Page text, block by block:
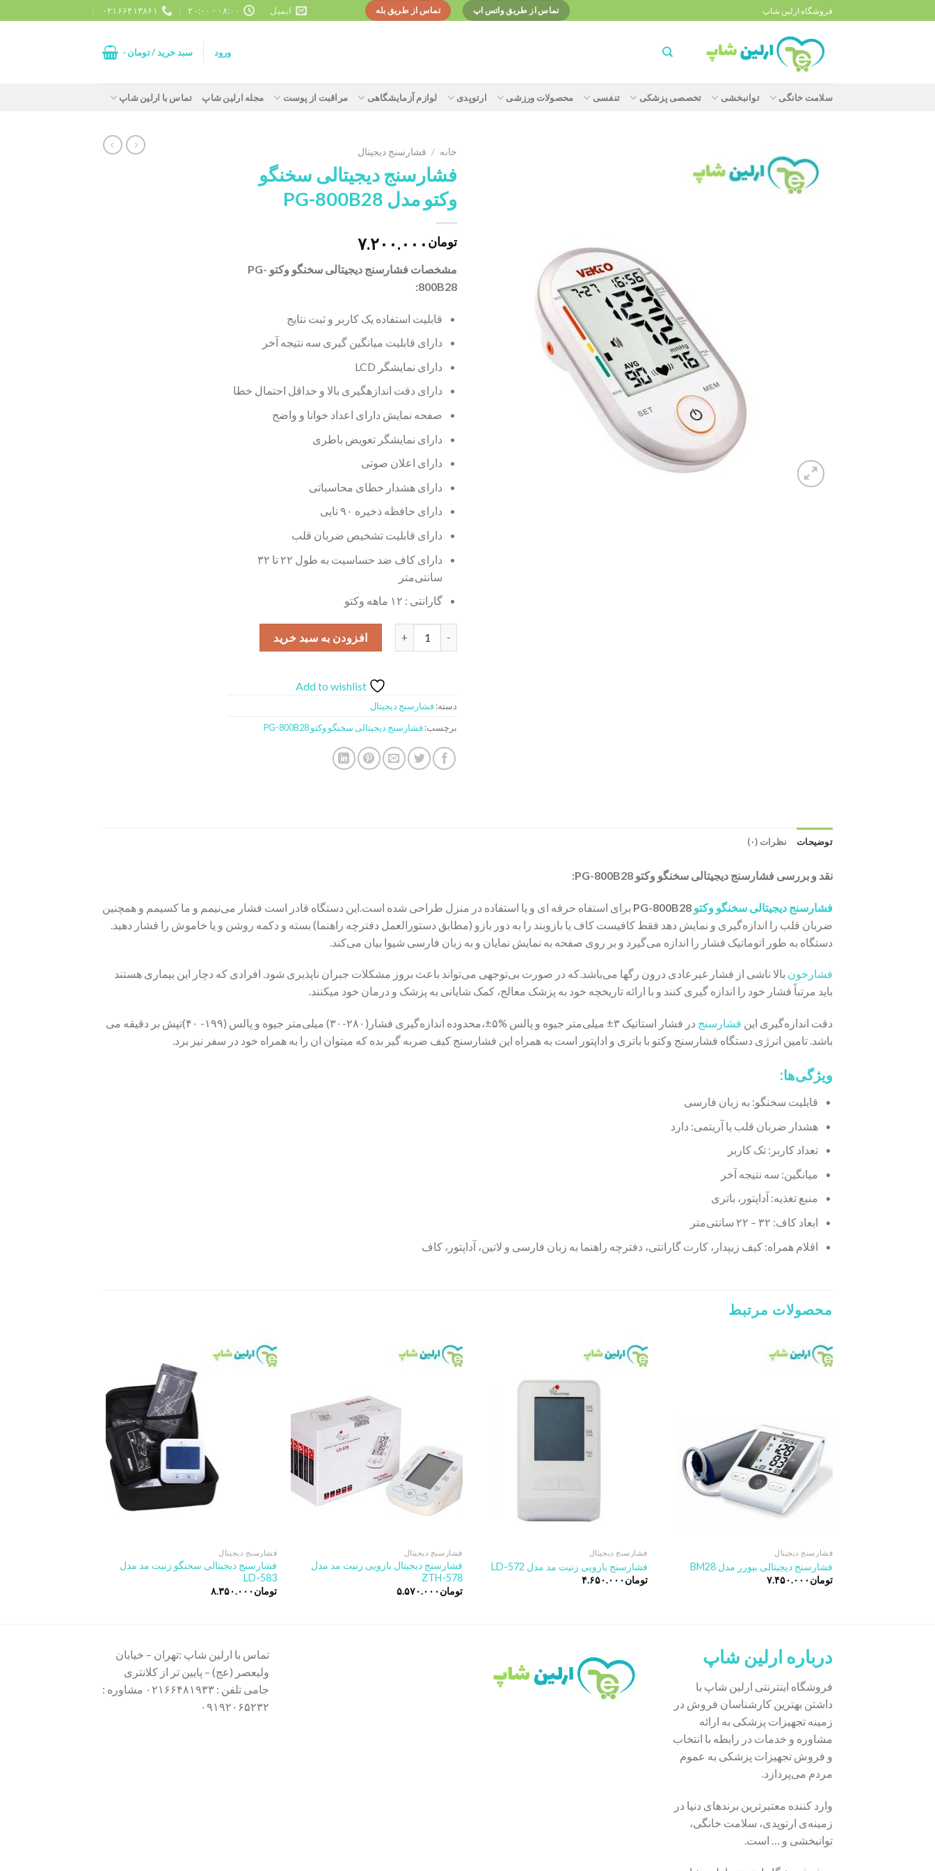
to
فروشگاه ارلین شاپ تماس از طریق واتس اپ تماس از طریق بله ایمیل ۰۸:۰۰ - ۲۰:۰۰ ۰۲۱۶۶۴۱۳۸۶۱
ورود سبد خرید /تومان ۰
سلامت خانگی توانبخشی تخصصی پزشکی تنفسی محصولات ورزشی ارتوپدی لوازم آزمایشگاهی مراقبت از پوست مجله ارلین شاپ تماس با ارلین شاپ
خانه / فشارسنج دیجیتال
فشارسنج دیجیتالی سخنگو
وکتو مدل PG-800B28
تومان ۷.۲۰۰.۰۰۰
مشخصات
فشارسنج دیجیتالی سخنگو وکتو PG-
800B28:
قابلیت استفاده یک کاربر و ثبت نتایج
دارای قابلیت میانگین گیری سه نتیجه آخر
دارای نمایشگر LCD
دارای دقت اندازه­گیری بالا و حداقل احتمال خطا
صفحه نمایش دارای اعداد خوانا و واضح
دارای نمایشگر تعویض باطری
دارای اعلان صوتی
دارای هشدار خطای محاسباتی
دارای حافظه ذخیره ۹۰ تایی
دارای قابلیت تشخیص ضربان قلب
دارای کاف ضد حساسیت به طول ۲۲ تا ۳۲
سانتی‌متر
گارانتی : ۱۲ ماهه وکتو
فشارسنج دیجیتالی سخنگو وکتو مدل PG-800B28 عددافزودن به سبد خرید
Add to wishlist
دسته:فشارسنج دیجیتال
برچسب:فشارسنج دیجیتالی سخنگو وکتو PG-800B28
توضیحات نظرات (۰)
نقد و بررسی فشارسنج دیجیتالی سخنگو وکتو PG-800B28:
فشارسنج دیجیتالی سخنگو وکتو
برای استفاه حرفه ای و یا استفاده در منزل طراحی شده است.این دستگاه قادر است فشار می‌نیمم و ما کسیمم و همچنین
ضربان قلب را اندازه‌گیری و نمایش دهد فقط کافیست کاف یا بازوبند را به دور بازو (مطابق دستورالعمل دفترچه راهنما) بسته و دکمه روشن و یا خاموش را فشار دهید.
دستگاه به طور اتوماتیک فشار را اندازه‌ می‌گیرد و بر روی صفحه به نمایش نمایان و به زبان فارسی شیوا بیان می‌کند.
فشارخون بالا ناشی از فشار غیرعادی درون رگها می‌باشد.که در صورت بی‌توجهی می‌تواند باعث بروز مشکلات جبران ناپذیری شود. افرادی که دچار این بیماری هستند
باید مرتباً فشار خود را اندازه گیری کنند و با ارائه تاریخچه خود به پزشک معالج، کمک شایانی به پزشک و درمان خود میکنند.
دقت اندازه‌گیری این فشارسنج
در فشار استاتیک ۳± میلی‌متر جیوه و پالس %۵±،محدوده اندازه‌گیری فشار(۲۸۰-۳۰) میلی‌متر جیوه و پالس (۱۹۹- ۴۰)تپش بر دقیقه می
باشد. تامین انرژی دستگاه فشارسنج وکتو با باتری و اداپتور است به همراه این فشارسنج کیف ضربه گیر بده که میتوان ان را به همراه خود در سفر نیز برد.
ویژگی‌ها:
قابلیت سخنگو: به زبان فارسی
هشدار ضربان قلب یا آریتمی: دارد
تعداد کاربر: تک کاربر
میانگین: سه نتیجه آخر
منبع تغذیه: آداپتور، باتری
ابعاد کاف: ۳۲ – ۲۲ سانتی‌متر
اقلام همراه: کیف زیپدار، کارت گارانتی، دفترچه راهنما به زبان فارسی و لاتین، آداپتور، کاف
محصولات مرتبط
فشارسنج دیجیتال
فشارسنج دیجیتالی بیورر مدل BM28
تومان۷.۴۵۰.۰۰۰
فشارسنج دیجیتال
فشارسنج بازویی زنیت مد مدل LD-572
تومان۴.۶۵۰.۰۰۰
wishlist
فشارسنج دیجیتال
فشارسنج دیجیتال بازویی زنیت مد مدل
ZTH-578
تومان۵.۵۷۰.۰۰۰
Add to
فشارسنج دیجیتال
فشارسنج دیجیتالی سخنگو زنیت مد مدل
LD-583
تومان۸.۳۵۰.۰۰۰
درباره ارلین شاپ
فروشگاه اینترنتی ارلین شاپ با
داشتن بهترین کارشناسان فروش در
زمینه تجهیزات پزشکی به ارائه
مشاوره و خدمات در رابطه با انتخاب
و فروش تجهیزات پزشکی به عموم
مردم می‌پردازد.
وارد کننده معتبرترین برندهای دنیا در
زمینه‌ی ارتوپدی، سلامت خانگی،
توانبخشی و … است.
تماس با ارلین شاپ :تهران – خیابان
ولیعصر (عج) – پایین تر از کلانتری
جامی تلفن : ۰۲۱۶۶۴۸۱۹۳۳ مشاوره :
۰۹۱۹۲۰۶۵۲۳۲